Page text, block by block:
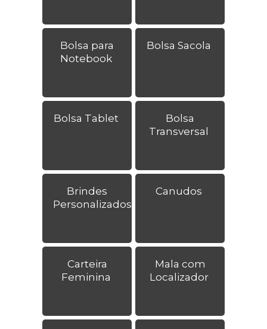
Bolsa para
Notebook
Bolsa Sacola
Bolsa Tablet
Bolsa
Transversal
Brindes
Personalizados
Canudos
Carteira
Feminina
Mala com
Localizador